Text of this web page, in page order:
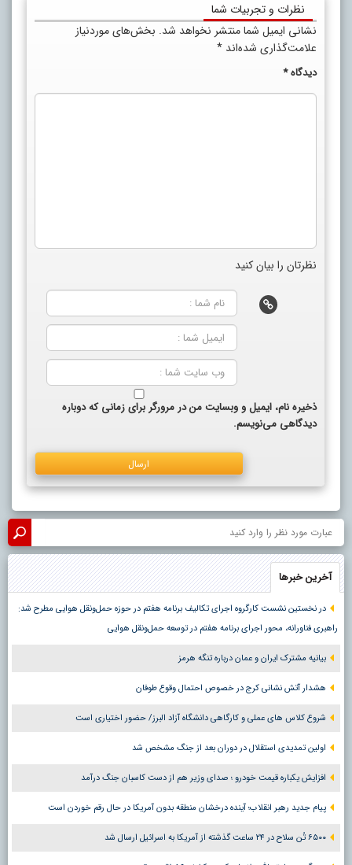
نظرات و تجربیات شما
نشانی ایمیل شما منتشر نخواهد شد. بخش‌های موردنیاز
علامت‌گذاری شده‌اند *
دیدگاه*
نظرتان را بیان کنید
ذخیره نام، ایمیل و وبسایت من در مرورگر برای زمانی که دوباره
دیدگاهی می‌نویسم.
آخرین خبرها
در نخستین نشست کارگروه اجرای تکالیف برنامه هفتم در حوزه حمل‌ونقل هوایی مطرح شد:
راهبری فناورانه، محور اجرای برنامه هفتم در توسعه حمل‌ونقل هوایی
بیانیه مشترک ایران و عمان درباره تنگه هرمز
هشدار آتش نشانی کرج در خصوص احتمال وقوع طوفان
شروع کلاس های عملی و کارگاهی دانشگاه آزاد البرز/ حضور اختیاری است
اولین تمدیدی استقلال در دوران بعد از جنگ مشخص شد
افزایش یکباره قیمت خودرو ؛ صدای وزیر هم از دست کاسبان جنگ درآمد
پیام جدید رهبر انقلاب؛ آینده درخشان منطقه بدون آمریکا در حال رقم خوردن است
۶۵۰۰ تُن سلاح در ۲۴ ساعت گذشته از آمریکا به اسرائیل ارسال شد